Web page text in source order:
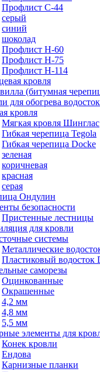
Профлист С-44
серый
синий
шоколад
Профлист Н-60
Профлист Н-75
Профлист H-114
кровля
(битумная
для обогрева
кровля
Мягкая кровля Шинглас
Гибкая черепица Tegola
Гибкая черепица Docke
зеленая
коричневая
красная
серая
Ондулин
безопасности
Пристенные лестницы
для кровли
системы
Металлические
Пластиковый водосток
саморезы
Оцинкованные
Окрашенные
4,2 мм
4,8 мм
5,5 мм
элементы для
Конек кровли
Ендова
Карнизные планки